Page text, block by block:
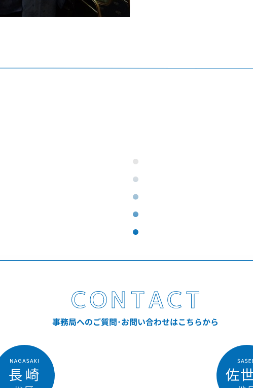
事務局へのご質問･お問い合わせはこちらから